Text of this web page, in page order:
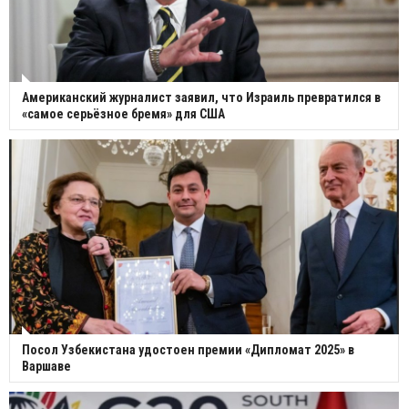
Американский журналист заявил, что Израиль превратился в
«самое серьёзное бремя» для США
Посол Узбекистана удостоен премии «Дипломат 2025» в
Варшаве